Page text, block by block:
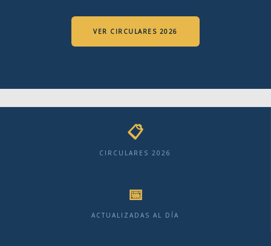
VER CIRCULARES 2026
📋
CIRCULARES 2026
📅
ACTUALIZADAS AL DÍA